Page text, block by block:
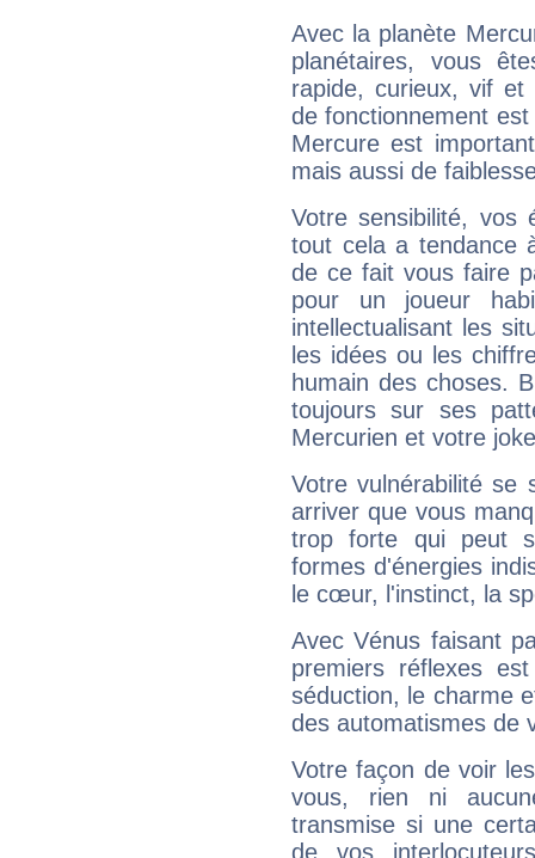
Avec la planète
planétaires, vous
rapide, curieux, vif et
de fonctionnement
Mercure est
mais aussi de
Votre sensibilité,
tout cela a tendance
de ce fait vous faire
pour un joueur
intellectualisant les
les idées ou les
humain des choses.
toujours sur ses
Mercurien et votre
Votre vulnérabilité se
arriver que vous
trop forte qui peut
formes d'énergies
le cœur, l'instinct, la
Avec Vénus faisant
premiers réflexes
séduction, le charme
des automatismes de
Votre façon de voir
vous, rien ni
transmise si une
de vos